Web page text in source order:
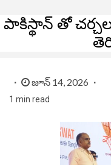
పాకిస్థాన్ తో
జూన్ 14, 2026
1 min read